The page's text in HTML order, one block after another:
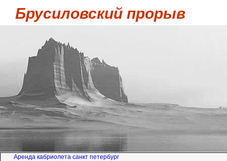
Брусиловский прорыв
Аренда кабриолета санкт петербург